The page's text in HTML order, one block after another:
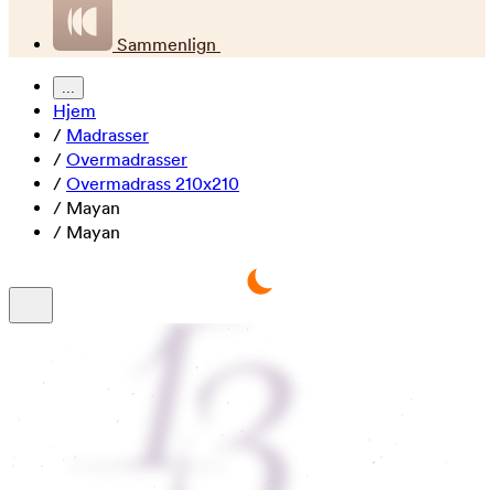
Sammenlign
...
Hjem
/ Madrasser
/ Overmadrasser
/ Overmadrass 210x210
/ Mayan
/ Mayan